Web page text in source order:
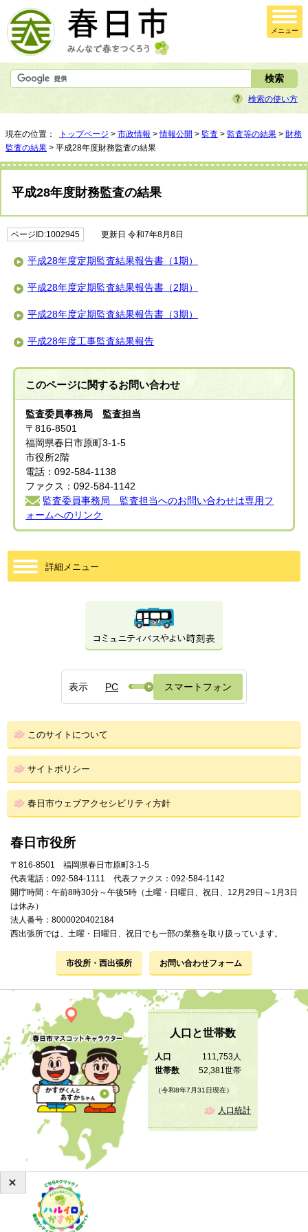
メニュー
検索の使い方
現在の位置： トップページ > 市政情報 >情報公開 > 監査 > 監査等の結果 > 財務
監査の結果 > 平成28年度財務監査の結果
平成28年度財務監査の結果
ページID:1002945 更新日 令和7年8月8日
平成28年度定期監査結果報告書（1期）
平成28年度定期監査結果報告書（2期）
平成28年度定期監査結果報告書（3期）
平成28年度工事監査結果報告
このページに関するお問い合わせ
監査委員事務局 監査担当
〒816-8501
福岡県春日市原町3-1-5
市役所2階
電話：092-584-1138
ファクス：092-584-1142
監査委員事務局 監査担当へのお問い合わせは専用フ
ォームへのリンク
詳細メニュー
表示 PC スマートフォン
このサイトについて
サイトポリシー
春日市ウェブアクセシビリティ方針
春日市役所
〒816-8501 福岡県春日市原町3-1-5
代表電話：092-584-1111 代表ファクス：092-584-1142
開庁時間：午前8時30分～午後5時（土曜・日曜日、祝日、12月29日～1月3日
は休み）
法人番号：8000020402184
西出張所では、土曜・日曜日、祝日でも一部の業務を取り扱っています。
市役所・西出張所 お問い合わせフォーム
人口と世帯数
人口
111,753人
世帯数
52,381世帯
（令和8年7月31日現在）
人口統計